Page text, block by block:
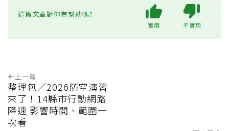
這篇文章對你有幫助嗎?
實用 不實用
上一篇
整理包／2026防空演習
來了！14縣市行動網路
降速 影響時間、範圍一
次看